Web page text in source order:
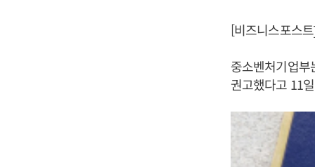
[비즈니스포스
중소벤처기업부
권고했다고 11